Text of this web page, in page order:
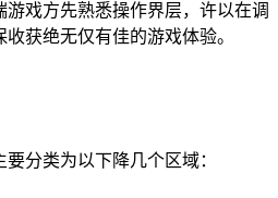
戏方先熟悉操作界层，许以在调
获绝无仅有佳的游戏体验。
分类为以下降几个区域：